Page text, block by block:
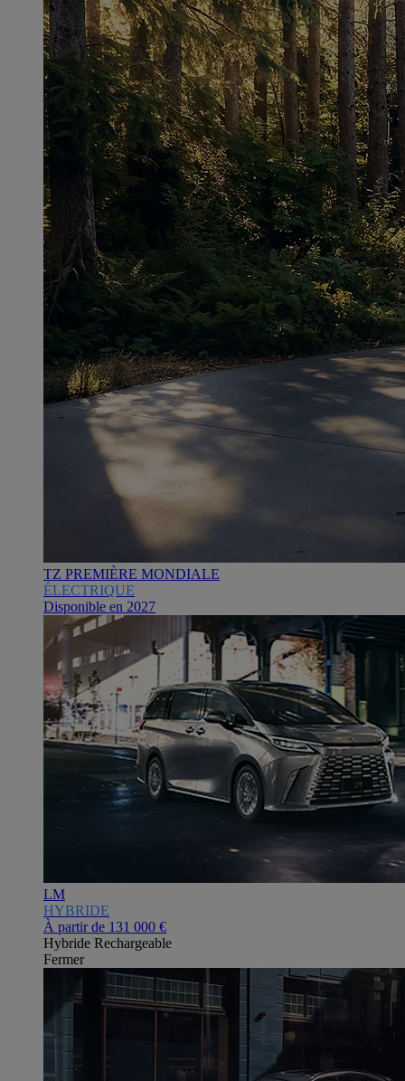
TZ PREMIÈRE MONDIALE
ÉLECTRIQUE
Disponible en 2027
LM
HYBRIDE
À partir de 131 000 €
Hybride Rechargeable
Fermer